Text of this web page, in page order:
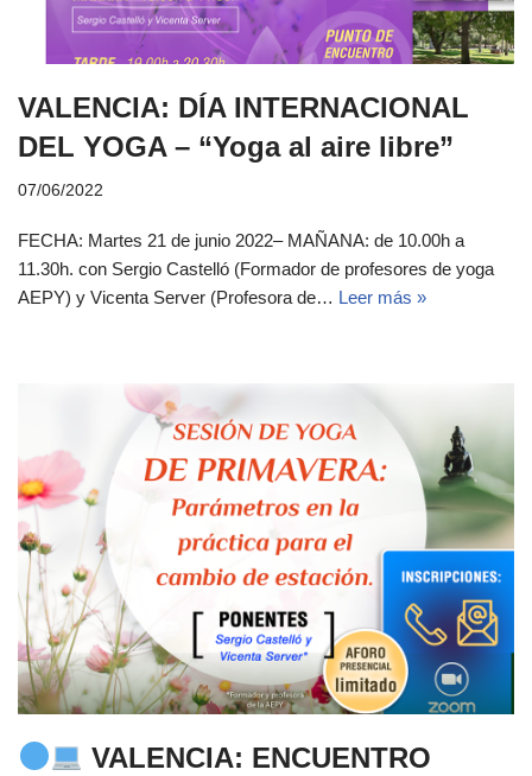
VALENCIA: DÍA INTERNACIONAL
DEL YOGA – “Yoga al aire libre”
07/06/2022
FECHA: Martes 21 de junio 2022– MAÑANA: de 10.00h a
11.30h. con Sergio Castelló (Formador de profesores de yoga
AEPY) y Vicenta Server (Profesora de… Leer más »
VALENCIA: ENCUENTRO